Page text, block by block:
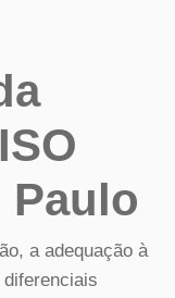
Paulo
a adequação à